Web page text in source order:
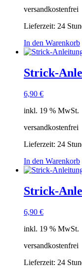
versandkostenfrei
Lieferzeit: 24
In den Warenkorb
Strick-
6,90 €
inkl. 19 % MwSt.
versandkostenfrei
Lieferzeit: 24
In den Warenkorb
Strick-
6,90 €
inkl. 19 % MwSt.
versandkostenfrei
Lieferzeit: 24